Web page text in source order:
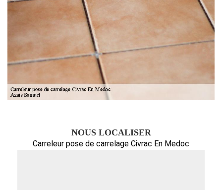
NOUS LOCALISER
Carreleur pose de carrelage Civrac En Medoc